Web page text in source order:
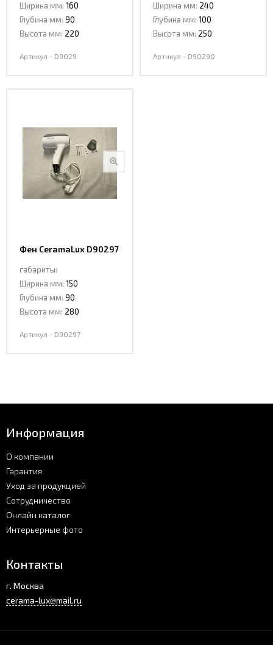
Ширина мм: 160
Глубина мм: 90
Высота мм: 220
Артикул - D9029
Ширина мм: 240
Глубина мм: 100
Высота мм: 250
Артикул - D90290
Фен CeramaLux D90297
габариты:
Ширина мм: 150
Глубина мм: 90
Высота мм: 280
Артикул - D90297
Информация
О компании
Гарантия
Уход за продукцией
Сотрудничество
Онлайн каталог
Интерьерные фото
Контакты
г. Москва
cerama-lux@mail.ru